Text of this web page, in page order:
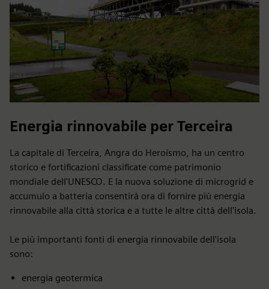
Energia rinnovabile per Terceira
La capitale di Terceira, Angra do Heroísmo, ha un centro
storico e fortificazioni classificate come patrimonio
mondiale dell'UNESCO. E la nuova soluzione di microgrid e
accumulo a batteria consentirà ora di fornire più energia
rinnovabile alla città storica e a tutte le altre città dell'isola.
Le più importanti fonti di energia rinnovabile dell'isola
sono:
energia geotermica